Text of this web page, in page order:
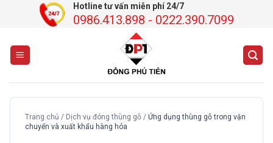
dung
Hotline tư vấn miễn phí 24/7
0986.413.898 - 0222.390.7099
Trang chủ / Dịch vụ đóng thùng gỗ / Ứng dụng thùng gỗ trong vận
chuyển và xuất khẩu hàng hóa